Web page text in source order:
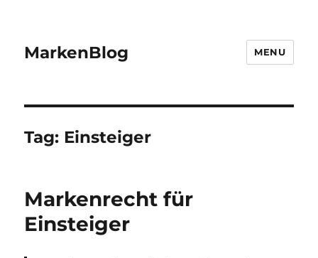
MarkenBlog MENU
Tag: Einsteiger
Markenrecht für
Einsteiger